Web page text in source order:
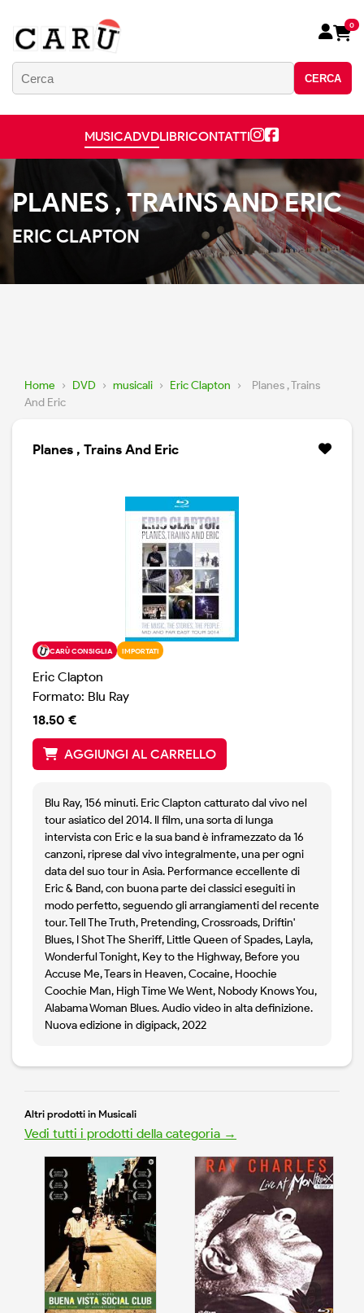
CERCA
0
MUSICADVDLIBRICONTATTI
PLANES , TRAINS AND ERIC
ERIC CLAPTON
Home › DVD › musicali › Eric Clapton ›
Planes , Trains
And Eric
Planes , Trains And Eric
CARÙ CONSIGLIA IMPORTATI
Eric Clapton
Formato: Blu Ray
18.50 €
AGGIUNGI AL CARRELLO
Blu Ray, 156 minuti. Eric Clapton catturato dal vivo nel
tour asiatico del 2014. Il film, una sorta di lunga
intervista con Eric e la sua band è inframezzato da 16
canzoni, riprese dal vivo integralmente, una per ogni
data del suo tour in Asia. Performance eccellente di
Eric & Band, con buona parte dei classici eseguiti in
modo perfetto, seguendo gli arrangiamenti del recente
tour. Tell The Truth, Pretending, Crossroads, Driftin'
Blues, I Shot The Sheriff, Little Queen of Spades, Layla,
Wonderful Tonight, Key to the Highway, Before you
Accuse Me, Tears in Heaven, Cocaine, Hoochie
Coochie Man, High Time We Went, Nobody Knows You,
Alabama Woman Blues. Audio video in alta definizione.
Nuova edizione in digipack, 2022
Altri prodotti in Musicali
Vedi tutti i prodotti della categoria →